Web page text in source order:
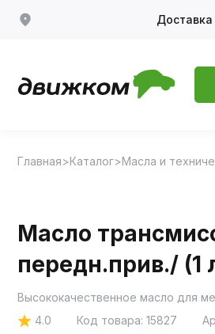
Главная Каталог Масла и
Масло
передн.прив./ (1
Высококачественное масло для
4.0
Код товара: 15827